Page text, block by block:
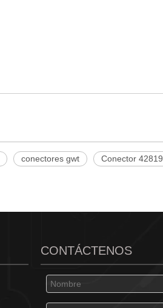
conectores gwt Conector 42819
CONTÁCTENOS